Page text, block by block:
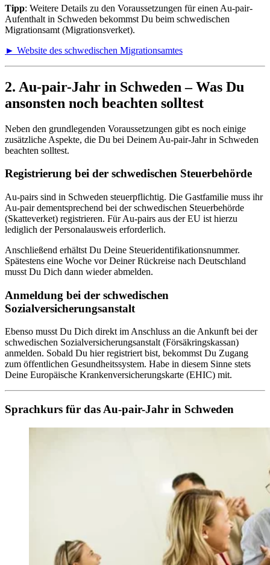
Tipp: Weitere Details zu den Voraussetzungen für einen Au-pair-
Aufenthalt in Schweden bekommst Du beim schwedischen
Migrationsamt (Migrationsverket).
► Website des schwedischen Migrationsamtes
2. Au-pair-Jahr in Schweden – Was Du
ansonsten noch beachten solltest
Neben den grundlegenden Voraussetzungen gibt es noch einige
zusätzliche Aspekte, die Du bei Deinem Au-pair-Jahr in Schweden
beachten solltest.
Registrierung bei der schwedischen Steuerbehörde
Au-pairs sind in Schweden steuerpflichtig. Die Gastfamilie muss ihr
Au-pair dementsprechend bei der schwedischen Steuerbehörde
(Skatteverket) registrieren. Für Au-pairs aus der EU ist hierzu
lediglich der Personalausweis erforderlich.
Anschließend erhältst Du Deine Steueridentifikationsnummer.
Spätestens eine Woche vor Deiner Rückreise nach Deutschland
musst Du Dich dann wieder abmelden.
Anmeldung bei der schwedischen
Sozialversicherungsanstalt
Ebenso musst Du Dich direkt im Anschluss an die Ankunft bei der
schwedischen Sozialversicherungsanstalt (Försäkringskassan)
anmelden. Sobald Du hier registriert bist, bekommst Du Zugang
zum öffentlichen Gesundheitssystem. Habe in diesem Sinne stets
Deine Europäische Krankenversicherungskarte (EHIC) mit.
Sprachkurs für das Au-pair-Jahr in Schweden